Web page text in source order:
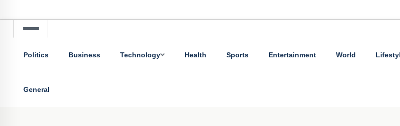
Politics Business Technology Health Sports Entertainment World
General